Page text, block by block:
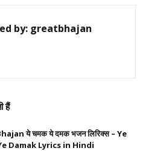
by: greatbhajan
हैं
ये चमक ये दमक भजन लिरिक्स – Ye
Damak Lyrics in Hindi